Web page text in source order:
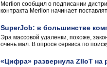
Merlion сообщил о подписании
контракта Merlion начинает
SuperJob: в большинстве
Эра массовой удаленки, похоже,
очень мал. В опросе сервиса по
«Цифра» развернула ZIIoT